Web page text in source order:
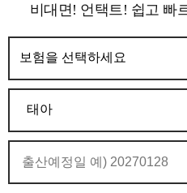
비대면! 언택트! 쉽고 빠